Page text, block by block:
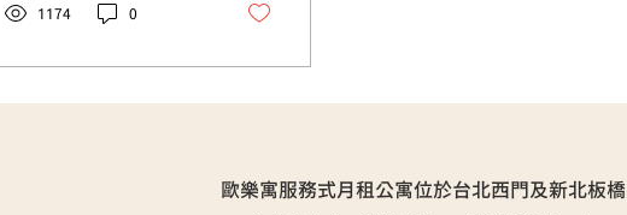
需要隔離，只要進行 7 天
海外定居、遊學或工作，
1174 0
歐樂寓服務式月租公寓位於台北西門及新北板橋